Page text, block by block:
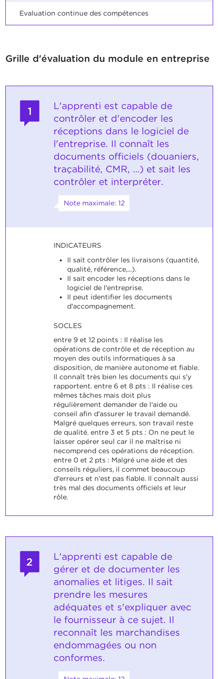
Evaluation continue des compétences
Grille d'évaluation du module en entreprise
1
L'apprenti est capable de
contrôler et d'encoder les
réceptions dans le logiciel de
l'entreprise. Il connaît les
documents officiels (douaniers,
traçabilité, CMR, …) et sait les
contrôler et interpréter.
Note maximale: 12
INDICATEURS
Il sait contrôler les livraisons (quantité,
qualité, référence,...).
Il sait encoder les réceptions dans le
logiciel de l'entreprise.
Il peut identifier les documents
d'accompagnement.
SOCLES
entre 9 et 12 points : Il réalise les
opérations de contrôle et de réception au
moyen des outils informatiques à sa
disposition, de manière autonome et fiable.
Il connaît très bien les documents qui s'y
rapportent. entre 6 et 8 pts : Il réalise ces
mêmes tâches mais doit plus
régulièrement demander de l'aide ou
conseil afin d'assurer le travail demandé.
Malgré quelques erreurs, son travail reste
de qualité. entre 3 et 5 pts : On ne peut le
laisser opérer seul car il ne maîtrise ni
necomprend ces opérations de réception.
entre 0 et 2 pts : Malgré une aide et des
conseils réguliers, il commet beaucoup
d'erreurs et n'est pas fiable. Il connaît aussi
très mal des documents officiels et leur
rôle.
2
L'apprenti est capable de
gérer et de documenter les
anomalies et litiges. Il sait
prendre les mesures
adéquates et s'expliquer avec
le fournisseur à ce sujet. Il
reconnaît les marchandises
endommagées ou non
conformes.